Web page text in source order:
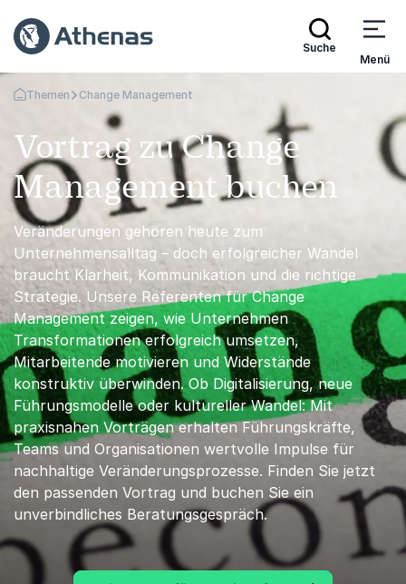
Suche
Menü
Zurück zur Startseite
Themen Change Management
Vortrag zu Change
Management buchen
Veränderungen gehören heute zum
Unternehmensalltag – doch erfolgreicher Wandel
braucht Klarheit, Kommunikation und die richtige
Strategie. Unsere Referenten für Change
Management zeigen, wie Unternehmen
Transformationen erfolgreich umsetzen,
Mitarbeitende motivieren und Widerstände
konstruktiv überwinden. Ob Digitalisierung, neue
Führungsmodelle oder kultureller Wandel: Mit
praxisnahen Vorträgen erhalten Führungskräfte,
Teams und Organisationen wertvolle Impulse für
nachhaltige Veränderungsprozesse. Finden Sie jetzt
den passenden Vortrag und buchen Sie ein
unverbindliches Beratungsgespräch.